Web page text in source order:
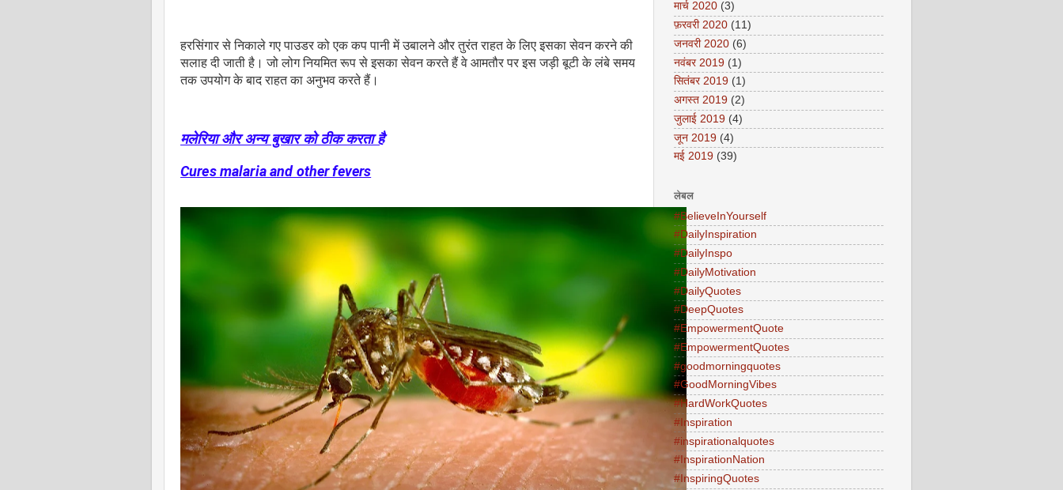
हरसिंगार से निकाले गए पाउडर को एक कप पानी में उबालने और तुरंत राहत के लिए इसका सेवन करने की
सलाह दी जाती है। जो लोग नियमित रूप से इसका सेवन करते हैं वे आमतौर पर इस जड़ी बूटी के लंबे समय
तक उपयोग के बाद राहत का अनुभव करते हैं।
मलेरिया और अन्य बुखार को ठीक करता है
Cures malaria and other fevers
मार्च 2020 (3)
फ़रवरी 2020 (11)
जनवरी 2020 (6)
नवंबर 2019 (1)
सितंबर 2019 (1)
अगस्त 2019 (2)
जुलाई 2019 (4)
जून 2019 (4)
मई 2019 (39)
लेबल
#BelieveInYourself
#DailyInspiration
#DailyInspo
#DailyMotivation
#DailyQuotes
#DeepQuotes
#EmpowermentQuote
#EmpowermentQuotes
#goodmorningquotes
#GoodMorningVibes
#HardWorkQuotes
#Inspiration
#inspirationalquotes
#InspirationNation
#InspiringQuotes